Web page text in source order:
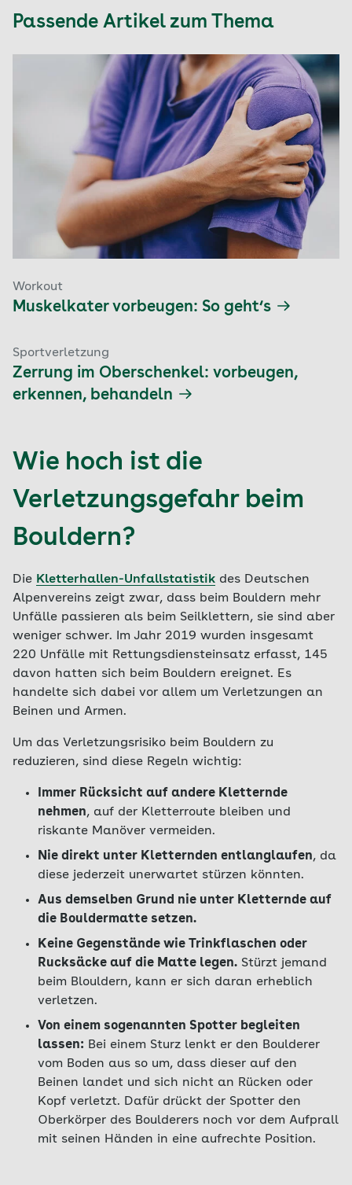
Passende Artikel zum Thema
Workout
Muskelkater vorbeugen: So geht‘s
Sportverletzung
Zerrung im Oberschenkel: vorbeugen,
erkennen, behandeln
Wie hoch ist die
Verletzungsgefahr beim
Bouldern?
Die Kletterhallen-Unfallstatistik des Deutschen
Alpenvereins zeigt zwar, dass beim Bouldern mehr
Unfälle passieren als beim Seilklettern, sie sind aber
weniger schwer. Im Jahr 2019 wurden insgesamt
220 Unfälle mit Rettungsdiensteinsatz erfasst, 145
davon hatten sich beim Bouldern ereignet. Es
handelte sich dabei vor allem um Verletzungen an
Beinen und Armen.
Um das Verletzungsrisiko beim Bouldern zu
reduzieren, sind diese Regeln wichtig:
Immer Rücksicht auf andere Kletternde
nehmen, auf der Kletterroute bleiben und
riskante Manöver vermeiden.
Nie direkt unter Kletternden entlanglaufen, da
diese jederzeit unerwartet stürzen könnten.
Aus demselben Grund nie unter Kletternde auf
die Bouldermatte setzen.
Keine Gegenstände wie Trinkflaschen oder
Rucksäcke auf die Matte legen. Stürzt jemand
beim Blouldern, kann er sich daran erheblich
verletzen.
Von einem sogenannten Spotter begleiten
lassen: Bei einem Sturz lenkt er den Boulderer
vom Boden aus so um, dass dieser auf den
Beinen landet und sich nicht an Rücken oder
Kopf verletzt. Dafür drückt der Spotter den
Oberkörper des Boulderers noch vor dem Aufprall
mit seinen Händen in eine aufrechte Position.